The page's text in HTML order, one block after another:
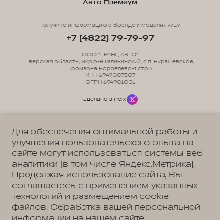
Политика обработки персональных данных
Согласие на коммуникацию
Согласие на предоставление персональных данных третьим лицам
Согласие на обработку ПД
Авто Премиум
Получите информацию о бренде и моделях WEY
+7 (4822) 79-79-97
ООО "ГРАНД АВТО"
Тверская область, мкр.р-н Калининский, с.п. Бурашевское,
Промзона Боровлево-1 стр.4
ИНН 6949007307
ОГРН 694901001
Сделано в Perx
Адрес
Для обеспечения оптимальной работы и
улучшения пользовательского опыта на
сайте могут использоваться системы веб-
аналитики (в том числе Яндекс.Метрика).
Продолжая использование сайта, Вы
соглашаетесь с применением указанных
технологий и размещением cookie-
файлов. Обработка вашей персональной